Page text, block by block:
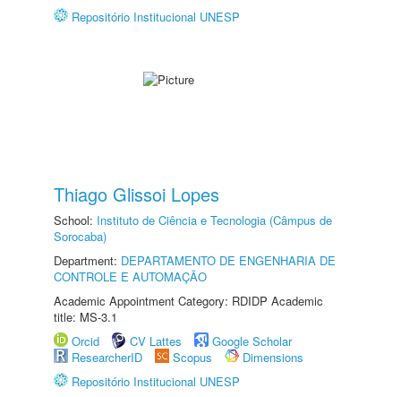
Repositório Institucional UNESP
Thiago Glissoi Lopes
School: Instituto de Ciência e Tecnologia (Câmpus de
Sorocaba)
Department: DEPARTAMENTO DE ENGENHARIA DE
CONTROLE E AUTOMAÇÃO
Academic Appointment Category: RDIDP Academic
title: MS-3.1
Orcid
CV Lattes
Google Scholar
ResearcherID
Scopus
Dimensions
Repositório Institucional UNESP